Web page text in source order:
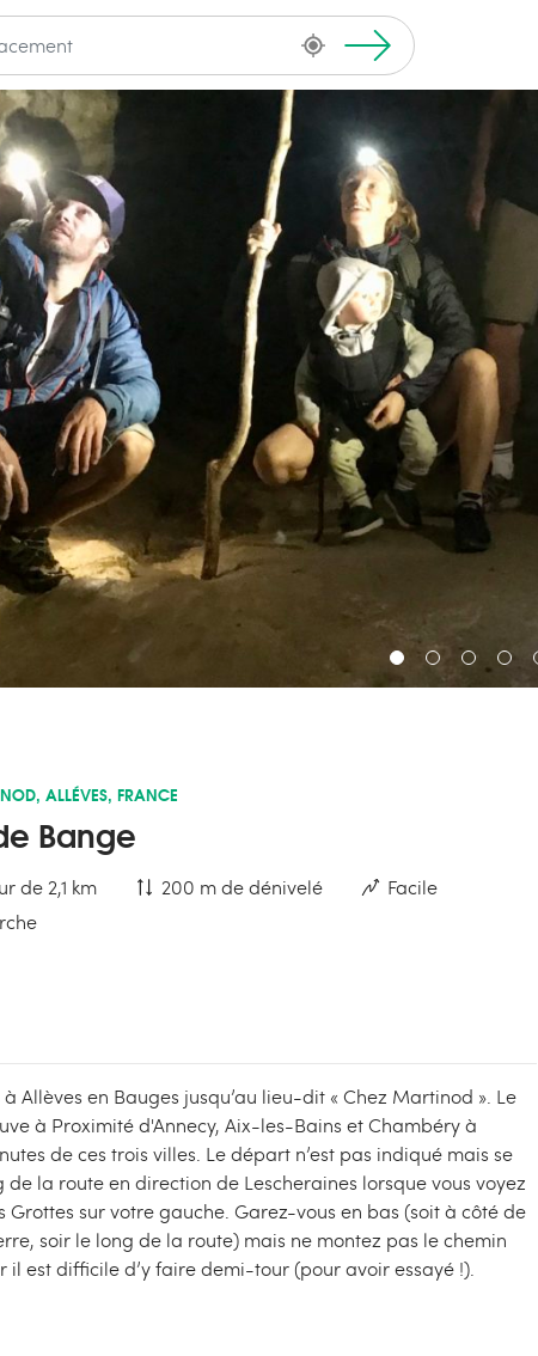
ALLÉVES, FRANCE
Bange
de 2,1 km 200 m de dénivelé
Facile
Allèves en Bauges jusqu’au lieu-dit « Chez Martinod ». Le
à Proximité d'Annecy, Aix-les-Bains et Chambéry à
de ces trois villes. Le départ n’est pas indiqué mais se
de la route en direction de Lescheraines lorsque vous voyez
Grottes sur votre gauche. Garez-vous en bas (soit à côté de
soir le long de la route) mais ne montez pas le chemin
il est difficile d’y faire demi-tour (pour avoir essayé !).